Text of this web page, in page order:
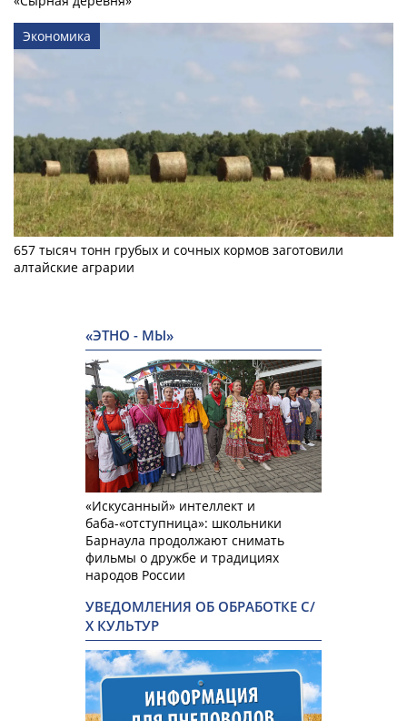
Экономика
657 тысяч тонн грубых и сочных кормов заготовили
алтайские аграрии
«ЭТНО - МЫ»
«Искусанный» интеллект и
баба-«отступница»: школьники
Барнаула продолжают снимать
фильмы о дружбе и традициях
народов России
УВЕДОМЛЕНИЯ ОБ ОБРАБОТКЕ С/
Х КУЛЬТУР